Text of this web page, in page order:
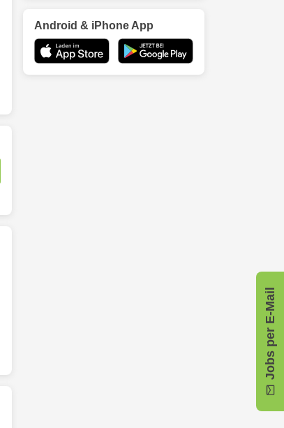
Jobs per E-Mail
Android & iPhone App